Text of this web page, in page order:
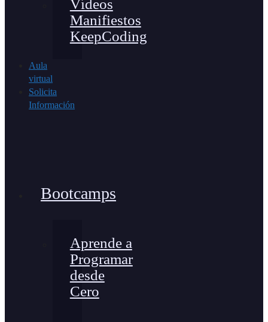
Vídeos
Manifiestos
KeepCoding
Aula
virtual
Solicita
Información
Bootcamps
Aprende a
Programar
desde
Cero